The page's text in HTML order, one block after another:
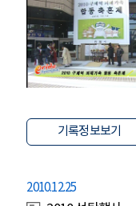
기록정보보기
2010.12.25